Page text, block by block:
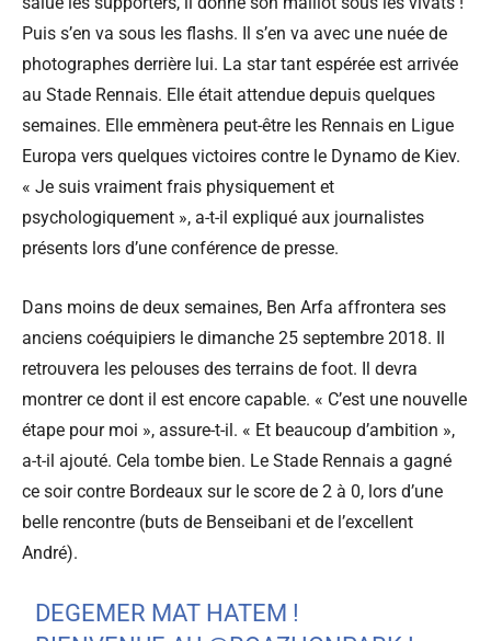
Puis s’en va sous les flashs. Il s’en va avec une nuée de
photographes derrière lui. La star tant espérée est arrivée
au Stade Rennais. Elle était attendue depuis quelques
semaines. Elle emmènera peut-être les Rennais en Ligue
Europa vers quelques victoires contre le Dynamo de Kiev.
« Je suis vraiment frais physiquement et
psychologiquement », a-t-il expliqué aux journalistes
présents lors d’une conférence de presse.
Dans moins de deux semaines, Ben Arfa affrontera ses
anciens coéquipiers le dimanche 25 septembre 2018. Il
retrouvera les pelouses des terrains de foot. Il devra
montrer ce dont il est encore capable. « C’est une nouvelle
étape pour moi », assure-t-il. « Et beaucoup d’ambition »,
a-t-il ajouté. Cela tombe bien. Le Stade Rennais a gagné
ce soir contre Bordeaux sur le score de 2 à 0, lors d’une
belle rencontre (buts de Benseibani et de l’excellent
André).
DEGEMER MAT HATEM !